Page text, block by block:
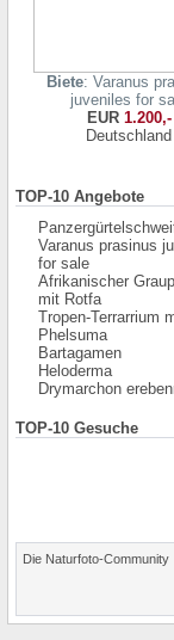
Biete: Varanus
juveniles for
EUR1.200,-
Deutschland
TOP-10 Angebote
Varanus prasinus
for sale
Afrikanischer
mit Rotfa
Tropen-Terrarrium
Phelsuma
Bartagamen
Heloderma
Drymarchon
TOP-10 Gesuche
Die Naturfoto-Community